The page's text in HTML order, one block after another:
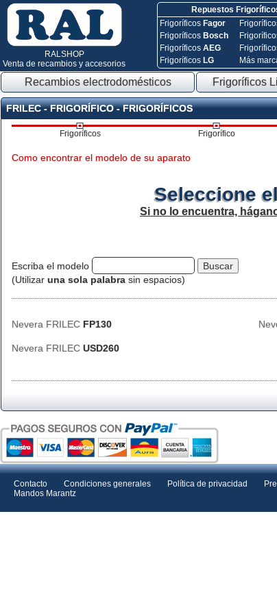
RALSHOP
Venta de recambios y accesorios
Repuestos
Frigoríficos Fagor
Frigoríficos Bosch
FrigoríficosAEG
Frigoríficos LG
Más
Recambios electrodomésticos Frigoríficos
FRILEC - FRIGORÍFICO - FRIGORÍFICOS
Frigoríficos Frigorífico
Como encontrar el modelo de su aparato
Seleccione
Si no lo encuentra,
Escriba el modelo
(Utilizar una sola palabra sin espacios)
Nevera FRILEC FP130
Nevera FRILEC USD260
Contacto Condiciones generales Política de privacidad
Mandos Marantz